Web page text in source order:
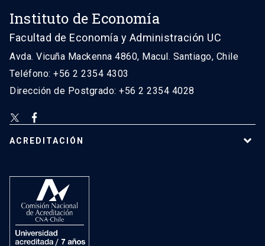
Instituto de Economía
Facultad de Economía y Administración UC
Avda. Vicuña Mackenna 4860, Macul. Santiago, Chile
Teléfono: +56 2 2354 4303
Dirección de Postgrado: +56 2 2354 4028
ACREDITACIÓN